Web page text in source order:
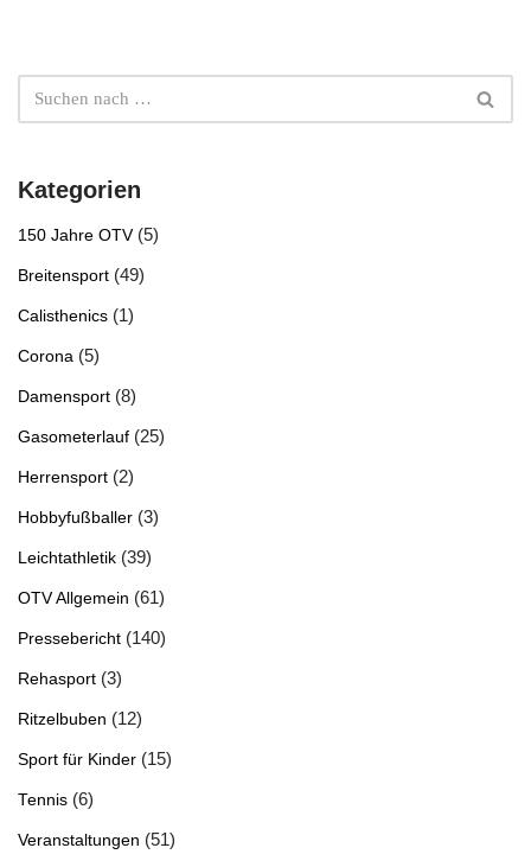
Kategorien
150 Jahre OTV(5)
Breitensport (49)
Calisthenics (1)
Corona (5)
Damensport (8)
Gasometerlauf (25)
Herrensport (2)
Hobbyfußballer (3)
Leichtathletik (39)
OTV Allgemein (61)
Pressebericht (140)
Rehasport (3)
Ritzelbuben (12)
Sport für Kinder (15)
Tennis (6)
Veranstaltungen (51)